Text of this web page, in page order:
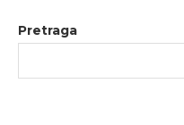
Pretraga